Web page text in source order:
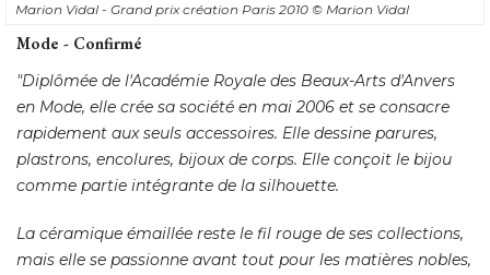
Marion Vidal - Grand prix création Paris 2010 © Marion Vidal
Mode - Confirmé
"Diplômée de l'Académie Royale des Beaux-Arts d'Anvers
en Mode, elle crée sa société en mai 2006 et se consacre
rapidement aux seuls accessoires. Elle dessine parures,
plastrons, encolures, bijoux de corps. Elle conçoit le bijou
comme partie intégrante de la silhouette.
La céramique émaillée reste le fil rouge de ses collections,
mais elle se passionne avant tout pour les matières nobles,